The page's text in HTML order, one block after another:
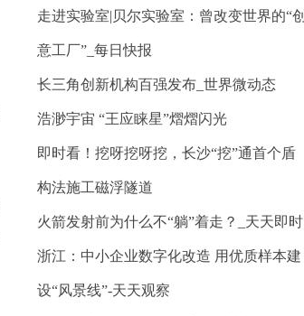
走进实验室|贝尔实验室：曾改变世界的“创
意工厂”_每日快报
长三角创新机构百强发布_世界微动态
浩渺宇宙 “王应睐星”熠熠闪光
即时看！挖呀挖呀挖，长沙“挖”通首个盾
构法施工磁浮隧道
火箭发射前为什么不“躺”着走？_天天即时
浙江：中小企业数字化改造 用优质样本建
设“风景线”-天天观察